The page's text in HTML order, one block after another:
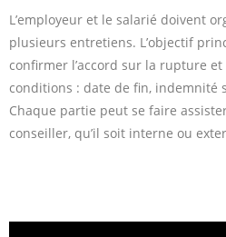
L’employeur et le salarié doivent
plusieurs entretiens. L’objectif
confirmer l’accord sur la rupture
conditions : date de fin, indemnité
Chaque partie peut se faire
conseiller, qu’il soit interne ou